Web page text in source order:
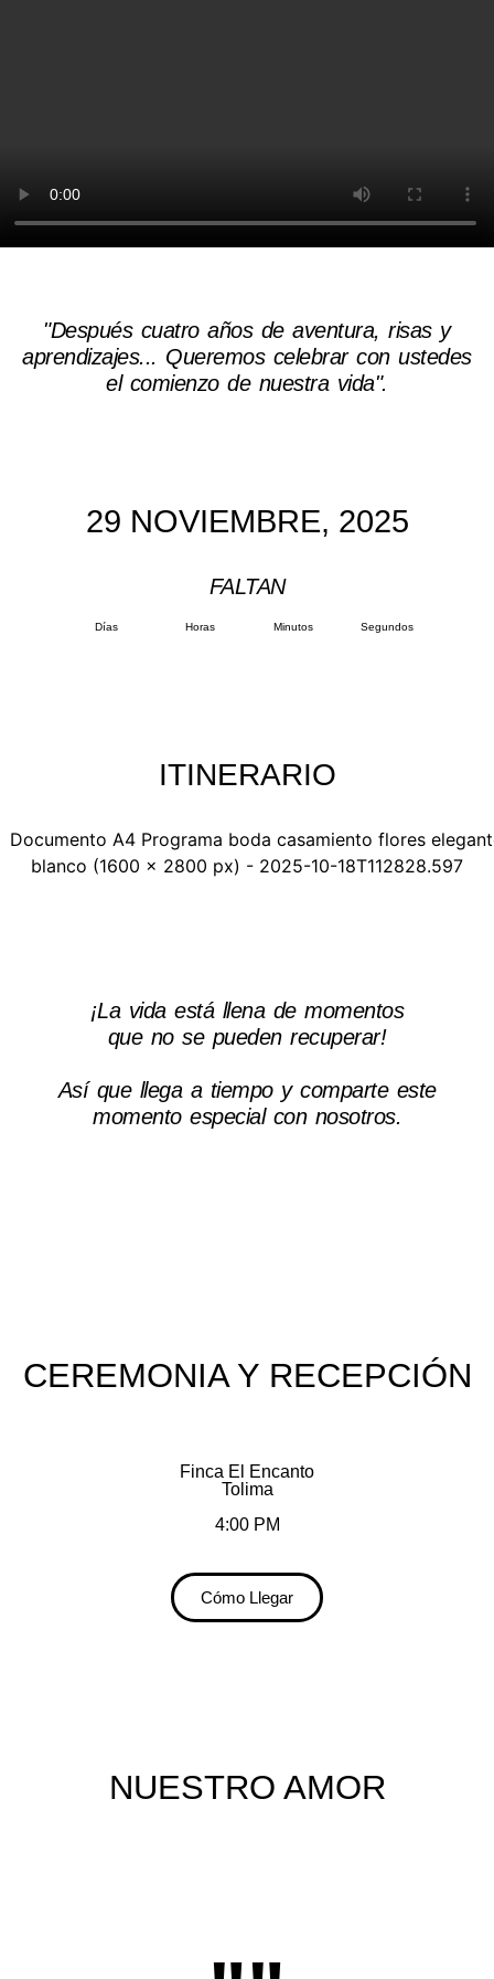
"Después cuatro años de aventura, risas y
aprendizajes... Queremos celebrar con ustedes
el comienzo de nuestra vida".
29 NOVIEMBRE, 2025
FALTAN
Días Horas Minutos Segundos
ITINERARIO
¡La vida está llena de momentos
que no se pueden recuperar!
Así que llega a tiempo y comparte este
momento especial con nosotros.
CEREMONIA Y RECEPCIÓN
Finca El Encanto
Tolima
4:00 PM
Cómo Llegar
NUESTRO AMOR